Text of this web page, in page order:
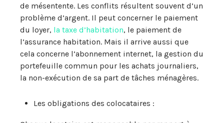
de mésentente. Les conflits résultent souvent d’un
problème d’argent. Il peut concerner le paiement
du loyer, la taxe d’habitation, le paiement de
l’assurance habitation. Mais il arrive aussi que
cela concerne l’abonnement internet, la gestion du
portefeuille commun pour les achats journaliers,
la non-exécution de sa part de tâches ménagères.
Les obligations des colocataires :